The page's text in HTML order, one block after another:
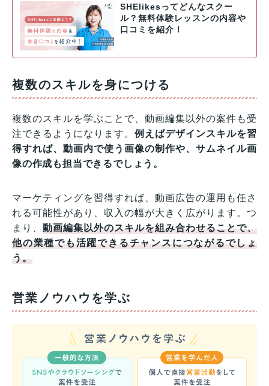
SHElikesってどんなスクー
ル？無料体験レッスンの内容や
口コミを紹介！
複数のスキルを身につける
複数のスキルを学ぶことで、動画編集以外の案件も受
注できるようになります。例えばデザインスキルを習
得すれば、動画内で使う画像の制作や、サムネイル画
像の作成も担当できるでしょう。
マーケティングを習得すれば、動画広告の運用も任さ
れる可能性があり、収入の幅が大きく広がります。つ
まり、動画編集以外のスキルを組み合わせることで、
他の業種でも活躍できるチャンスにつながるでしょ
う。
営業ノウハウを学ぶ